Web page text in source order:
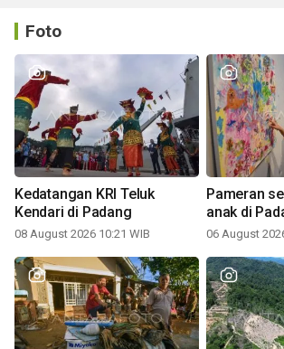
Foto
Kedatangan KRI Teluk
Kendari di Padang
08 August 2026 10:21 WIB
Pameran
anak di
06 August